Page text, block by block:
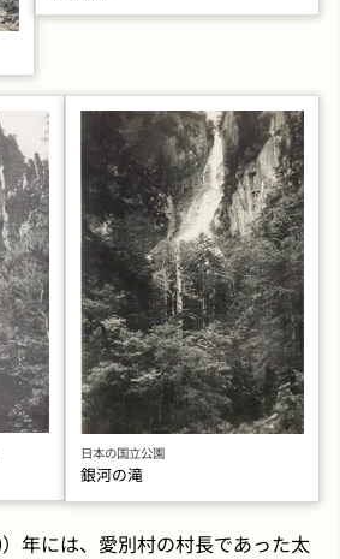
日本の国立公園
銀河の滝
年には、愛別村の村長であった太